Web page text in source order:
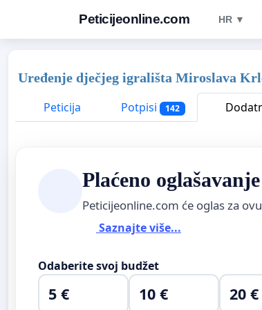
Peticijeonline.com HR ▼
Uređenje dječjeg igrališta Miroslava
Peticija
Potpisi 142
Plaćeno oglašavanje
Peticijeonline.com će oglas za
Saznajte više...
Odaberite svoj budžet
5 € 10 € 20 €